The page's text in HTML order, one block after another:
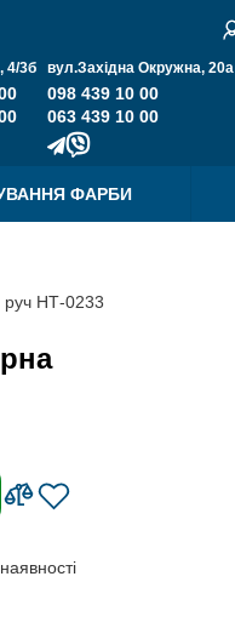
4/3б вул.Західна Окружна, 20a
098 439 10 00
063 439 10 00
ФАРБИ
руч НТ-0233